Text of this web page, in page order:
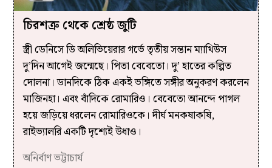
চিরশত্রু থেকে শ্রেষ্ঠ জুটি
স্ত্রী ডেনিসে ডি অলিভিয়েরার গর্ভে তৃতীয় সন্তান ম্যাথিউস
দু’দিন আগেই জন্মেছে। পিতা বেবেতো। দু’ হাতের কল্পিত
দোলনা। ডানদিকে ঠিক একই ভঙ্গিতে সঙ্গীর অনুকরণ করলেন
মাজিনহা। এবং বাঁদিকে রোমারিও। বেবেতো আনন্দে পাগল
হয়ে জড়িয়ে ধরলেন রোমারিওকে। দীর্ঘ মনকষাকষি,
রাইভ্যালরি একটি দৃশ্যেই উধাও।
অনির্বাণ ভট্টাচার্য